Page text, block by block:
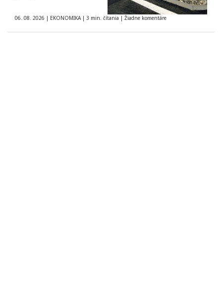
06. 08. 2026 | EKONOMIKA | 3 min. čítania | Žiadne komentáre